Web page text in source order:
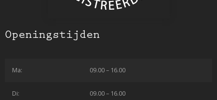
Openingstijden
Ma: 09.00 – 16.00
Di: 09.00 – 16.00